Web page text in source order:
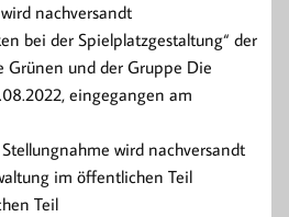
nachversandt
bei der Spielplatzgestaltung“ der
Grünen und der Gruppe Die
eingegangen am
wird nachversandt
im öffentlichen Teil
Teil